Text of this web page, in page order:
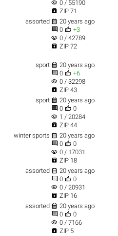
visibility 0 / 55190
 ZIP 71
assorted  20 years ago
 0  +3
visibility 0 / 42789
 ZIP 72
sport  20 years ago
 0  +6
visibility 0 / 32298
 ZIP 43
sport  20 years ago
 0  0
visibility 1 / 20284
 ZIP 44
winter sports  20 years ago
 0  0
visibility 0 / 17031
 ZIP 18
assorted  20 years ago
 0  0
visibility 0 / 20931
 ZIP 16
assorted  20 years ago
 0  0
visibility 0 / 7166
 ZIP 5